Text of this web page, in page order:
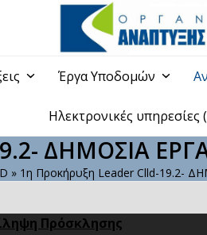
Έργα Υποδομών
Ηλεκτρονικές υπηρεσίες
ΔΗΜΟΣΙΑ
» 1η Προκήρυξη Leader Clld-19.2-
Πρόσκλησης